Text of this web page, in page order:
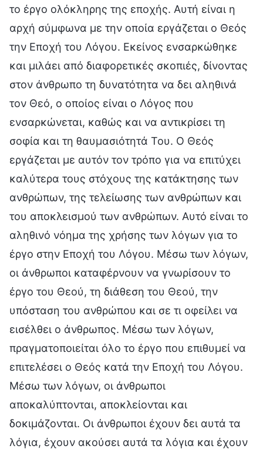
το έργο ολόκληρης της εποχής. Αυτή είναι η
αρχή σύμφωνα με την οποία εργάζεται ο Θεός
την Εποχή του Λόγου. Εκείνος ενσαρκώθηκε
και μιλάει από διαφορετικές σκοπιές, δίνοντας
στον άνθρωπο τη δυνατότητα να δει αληθινά
τον Θεό, ο οποίος είναι ο Λόγος που
ενσαρκώνεται, καθώς και να αντικρίσει τη
σοφία και τη θαυμασιότητά Του. Ο Θεός
εργάζεται με αυτόν τον τρόπο για να επιτύχει
καλύτερα τους στόχους της κατάκτησης των
ανθρώπων, της τελείωσης των ανθρώπων και
του αποκλεισμού των ανθρώπων. Αυτό είναι το
αληθινό νόημα της χρήσης των λόγων για το
έργο στην Εποχή του Λόγου. Μέσω των λόγων,
οι άνθρωποι καταφέρνουν να γνωρίσουν το
έργο του Θεού, τη διάθεση του Θεού, την
υπόσταση του ανθρώπου και σε τι οφείλει να
εισέλθει ο άνθρωπος. Μέσω των λόγων,
πραγματοποιείται όλο το έργο που επιθυμεί να
επιτελέσει ο Θεός κατά την Εποχή του Λόγου.
Μέσω των λόγων, οι άνθρωποι
αποκαλύπτονται, αποκλείονται και
δοκιμάζονται. Οι άνθρωποι έχουν δει αυτά τα
λόγια, έχουν ακούσει αυτά τα λόγια και έχουν